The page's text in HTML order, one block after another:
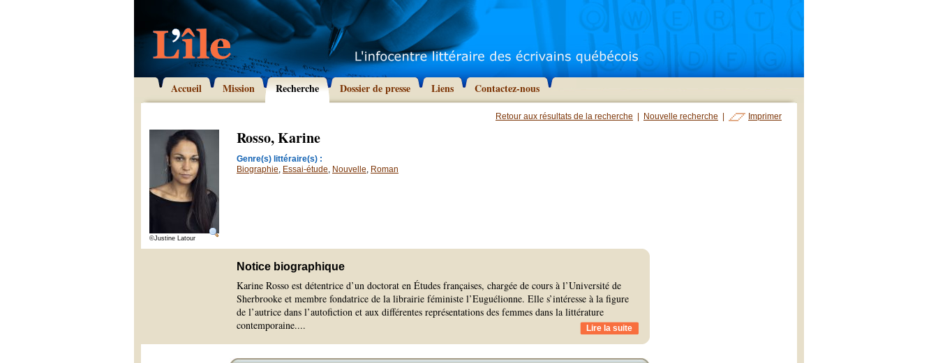
Accueil Mission Recherche Dossier de presse Liens Contactez-nous
Retour aux résultats de la recherche Nouvelle recherche Imprimer
©Justine Latour
Rosso, Karine
Genre(s) littéraire(s) :
Biographie, Essai-étude, Nouvelle, Roman
Notice biographique
Karine Rosso est détentrice d’un doctorat en Études françaises, chargée de cours à l’Université de
Sherbrooke et membre fondatrice de la librairie féministe l’Euguélionne. Elle s’intéresse à la figure
de l’autrice dans l’autofiction et aux différentes représentations des femmes dans la littérature
contemporaine.... Lire la suite